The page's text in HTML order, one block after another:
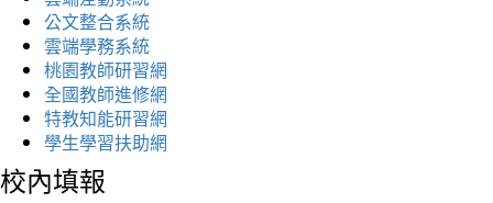
公文整合系統
雲端學務系統
桃園教師研習網
全國教師進修網
特教知能研習網
學生學習扶助網
校內填報